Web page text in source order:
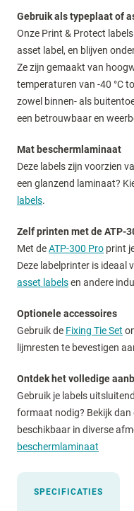
Gebruik als typeplaat of
Onze Print & Protect
asset label, en blijven
Ze zijn gemaakt van
temperaturen van -40 °C
zowel binnen- als
een betrouwbaar en
Mat beschermlaminaat
Deze labels zijn voorzien
een glanzend laminaat?
labels.
Zelf printen met de ATP-
Met deATP-300 Pro print
Deze labelprinter is ideaal
asset labelsen andere
Optionele accessoires
Gebruik de Fixing Tie Set
lijmresten te bevestigen
Ontdek het volledige
Gebruik je labels
formaat nodig? Bekijk dan
beschikbaar in diverse
beschermlaminaat
SPECIFICATIES